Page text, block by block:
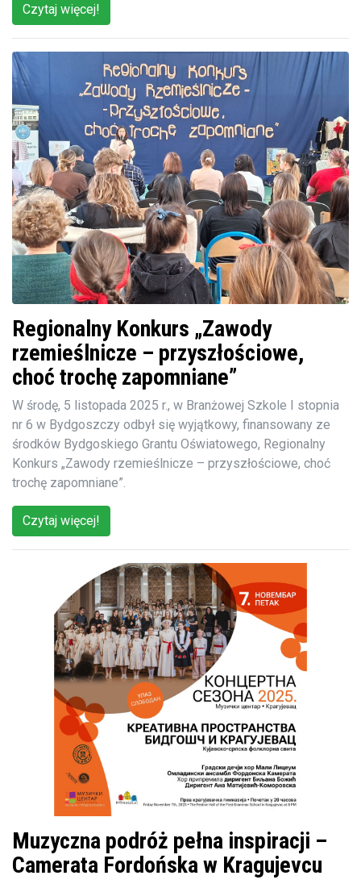
Czytaj więcej!
Regionalny Konkurs „Zawody
rzemieślnicze – przyszłościowe,
choć trochę zapomniane”
W środę, 5 listopada 2025 r., w Branżowej Szkole I stopnia
nr 6 w Bydgoszczy odbył się wyjątkowy, finansowany ze
środków Bydgoskiego Grantu Oświatowego, Regionalny
Konkurs „Zawody rzemieślnicze – przyszłościowe, choć
trochę zapomniane”.
Czytaj więcej!
Muzyczna podróż pełna inspiracji –
Camerata Fordońska w Kragujevcu